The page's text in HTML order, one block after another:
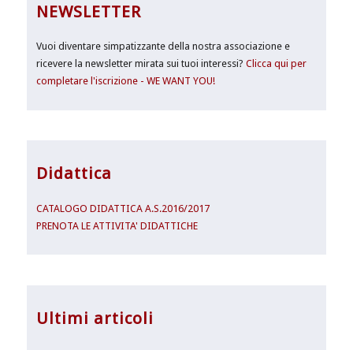
NEWSLETTER
Vuoi diventare simpatizzante della nostra associazione e
ricevere la newsletter mirata sui tuoi interessi?Clicca qui per
completare l'iscrizione - WE WANT YOU!
Didattica
CATALOGO DIDATTICA A.S.2016/2017
PRENOTA LE ATTIVITA' DIDATTICHE
Ultimi articoli